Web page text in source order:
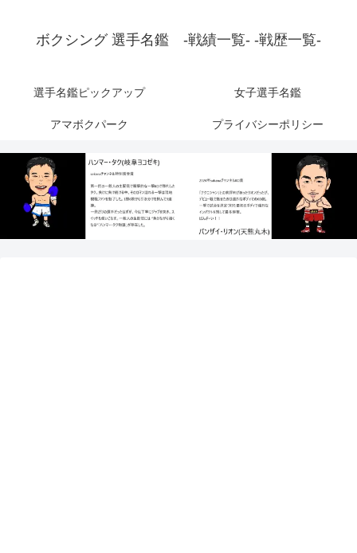
ボクシング 選手名鑑 -戦績一覧- -戦歴一覧-
選手名鑑ピックアップ 女子選手名鑑
アマボクパーク プライバシーポリシー